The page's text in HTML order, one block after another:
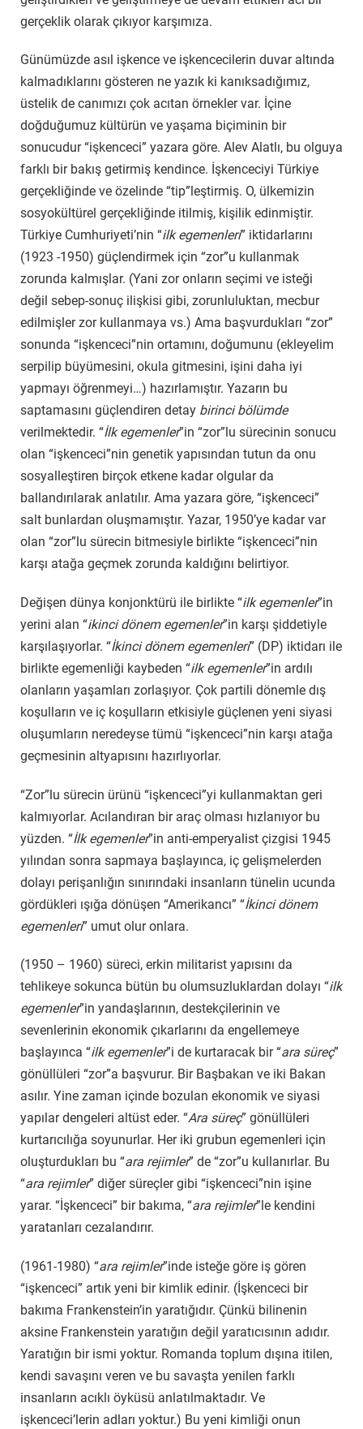
gerçeklik olarak çıkıyor karşımıza.
Günümüzde asıl işkence ve işkencecilerin duvar altında
kalmadıklarını gösteren ne yazık ki kanıksadığımız,
üstelik de canımızı çok acıtan örnekler var. İçine
doğduğumuz kültürün ve yaşama biçiminin bir
sonucudur “işkenceci” yazara göre. Alev Alatlı, bu olguya
farklı bir bakış getirmiş kendince. İşkenceciyi Türkiye
gerçekliğinde ve özelinde “tip”leştirmiş. O, ülkemizin
sosyokültürel gerçekliğinde itilmiş, kişilik edinmiştir.
Türkiye Cumhuriyeti’nin “ilk egemenleri” iktidarlarını
(1923 -1950) güçlendirmek için “zor”u kullanmak
zorunda kalmışlar. (Yani zor onların seçimi ve isteği
değil sebep-sonuç ilişkisi gibi, zorunluluktan, mecbur
edilmişler zor kullanmaya vs.) Ama başvurdukları “zor”
sonunda “işkenceci”nin ortamını, doğumunu (ekleyelim
serpilip büyümesini, okula gitmesini, işini daha iyi
yapmayı öğrenmeyi…) hazırlamıştır. Yazarın bu
saptamasını güçlendiren detay birinci bölümde
verilmektedir. “İlk egemenler”in “zor”lu sürecinin sonucu
olan “işkenceci”nin genetik yapısından tutun da onu
sosyalleştiren birçok etkene kadar olgular da
ballandırılarak anlatılır. Ama yazara göre, “işkenceci”
salt bunlardan oluşmamıştır. Yazar, 1950’ye kadar var
olan “zor”lu sürecin bitmesiyle birlikte “işkenceci”nin
karşı atağa geçmek zorunda kaldığını belirtiyor.
Değişen dünya konjonktürü ile birlikte “ilk egemenler”in
yerini alan “ikinci dönem egemenler”in karşı şiddetiyle
karşılaşıyorlar. “İkinci dönem egemenleri” (DP) iktidarı ile
birlikte egemenliği kaybeden “ilk egemenler”in ardılı
olanların yaşamları zorlaşıyor. Çok partili dönemle dış
koşulların ve iç koşulların etkisiyle güçlenen yeni siyasi
oluşumların neredeyse tümü “işkenceci”nin karşı atağa
geçmesinin altyapısını hazırlıyorlar.
“Zor”lu sürecin ürünü “işkenceci”yi kullanmaktan geri
kalmıyorlar. Acılandıran bir araç olması hızlanıyor bu
yüzden. “İlk egemenler”in anti-emperyalist çizgisi 1945
yılından sonra sapmaya başlayınca, iç gelişmelerden
dolayı perişanlığın sınırındaki insanların tünelin ucunda
gördükleri ışığa dönüşen “Amerikancı” “İkinci dönem
egemenleri” umut olur onlara.
(1950 – 1960) süreci, erkin militarist yapısını da
tehlikeye sokunca bütün bu olumsuzluklardan dolayı “ilk
egemenler”in yandaşlarının, destekçilerinin ve
sevenlerinin ekonomik çıkarlarını da engellemeye
başlayınca “ilk egemenler”i de kurtaracak bir “ara süreç”
gönüllüleri “zor”a başvurur. Bir Başbakan ve iki Bakan
asılır. Yine zaman içinde bozulan ekonomik ve siyasi
yapılar dengeleri altüst eder. “Ara süreç” gönüllüleri
kurtarıcılığa soyunurlar. Her iki grubun egemenleri için
oluşturdukları bu “ara rejimler” de “zor”u kullanırlar. Bu
“ara rejimler” diğer süreçler gibi “işkenceci”nin işine
yarar. “İşkenceci” bir bakıma, “ara rejimler”le kendini
yaratanları cezalandırır.
(1961-1980) “ara rejimler”inde isteğe göre iş gören
“işkenceci” artık yeni bir kimlik edinir. (İşkenceci bir
bakıma Frankenstein’in yaratığıdır. Çünkü bilinenin
aksine Frankenstein yaratığın değil yaratıcısının adıdır.
Yaratığın bir ismi yoktur. Romanda toplum dışına itilen,
kendi savaşını veren ve bu savaşta yenilen farklı
insanların acıklı öyküsü anlatılmaktadır. Ve
işkenceci’lerin adları yoktur.) Bu yeni kimliği onun